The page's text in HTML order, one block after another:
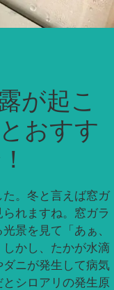
が起こ
おすす
。冬と言えば窓ガ
れますね。窓ガラ
景を見て「あぁ、
かし、たかが水滴
ニが発生して病気
シロアリの発生原